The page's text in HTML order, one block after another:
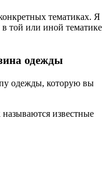
тематиках. Я
той или иной тематике
одежды
одежды, которую вы
известные